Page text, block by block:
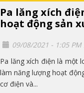
Pa lăng xích
hoạt động sản
09/08/2021 - 1:05 PM
Pa lăng xích điện là một
làm năng lượng hoạt
cơ điện và...